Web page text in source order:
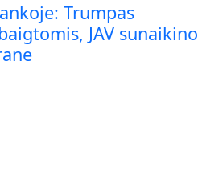
Trumpas
JAV sunaikino